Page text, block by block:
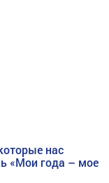
нас
«Мои года – мое